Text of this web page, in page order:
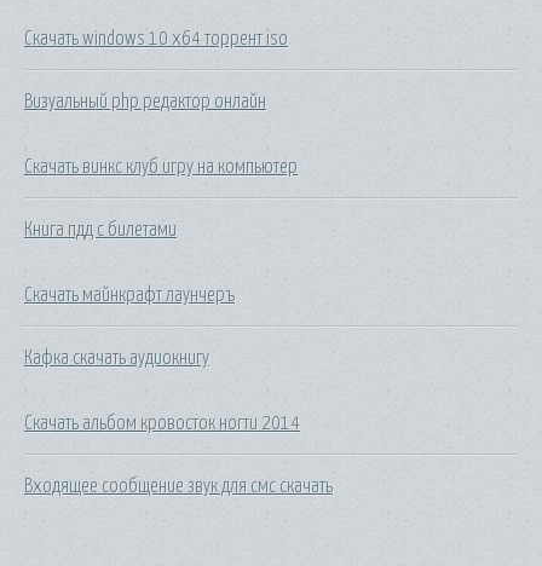
Скачать windows 10 x64 торрент iso
Визуальный php редактор онлайн
Скачать винкс клуб игру на компьютер
Книга пдд с билетами
Скачать майнкрафт лаунчеръ
Кафка скачать аудиокнигу
Скачать альбом кровосток ногти 2014
Входящее сообщение звук для смс скачать